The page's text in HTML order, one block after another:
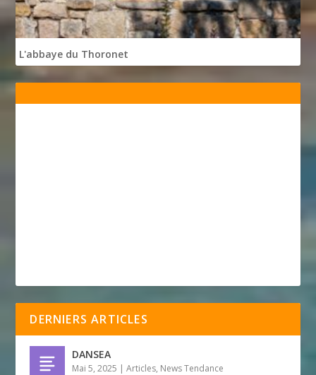
L'abbaye du Thoronet
DERNIERS ARTICLES
DANSEA
Mai 5, 2025 |Articles, News Tendance